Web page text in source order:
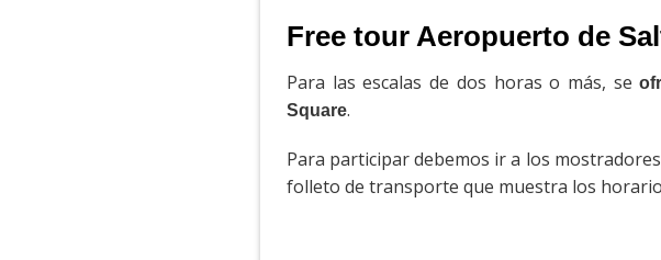
Free tour Aeropuerto de
Para las escalas de dos horas o más, se
Square.
Para participar debemos ir a los
folleto de transporte que muestra los